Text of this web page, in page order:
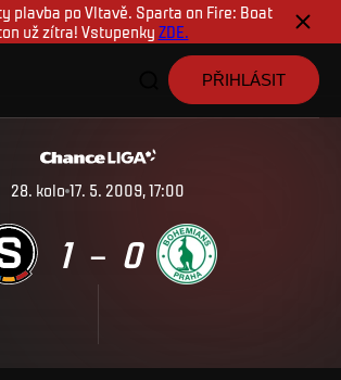
plavba po Vltavě. Sparta on Fire: Boat
už zítra! Vstupenky ZDE.
PŘIHLÁSIT
28. kolo 17. 5. 2009, 17:00
1 – 0